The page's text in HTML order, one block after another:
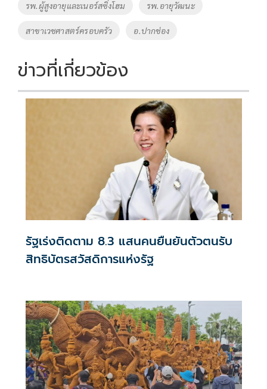
รพ.ผู้สูงอายุและเนอร์สซิ่งโฮม รพ.อายุวัฒนะ
สาขาเวชศาสตร์ครอบครัว อ.ปากช่อง
ข่าวที่เกี่ยวข้อง
รัฐเร่งติดตาม 8.3 แสนคนยืนยันตัวตนรับ
สิทธิบัตรสวัสดิการแห่งรัฐ